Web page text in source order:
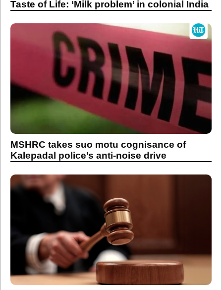
Taste of Life: ‘Milk problem’ in colonial India
MSHRC takes suo motu cognisance of
Kalepadal police’s anti-noise drive